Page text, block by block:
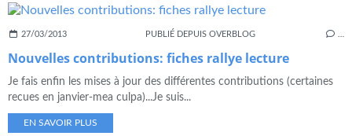
27/03/2013 PUBLIÉ DEPUIS OVERBLOG
Nouvelles contributions: fiches rallye lecture
Je fais enfin les mises à jour des différentes contributions (certaines
recues en janvier-mea culpa)...Je suis...
EN SAVOIR PLUS